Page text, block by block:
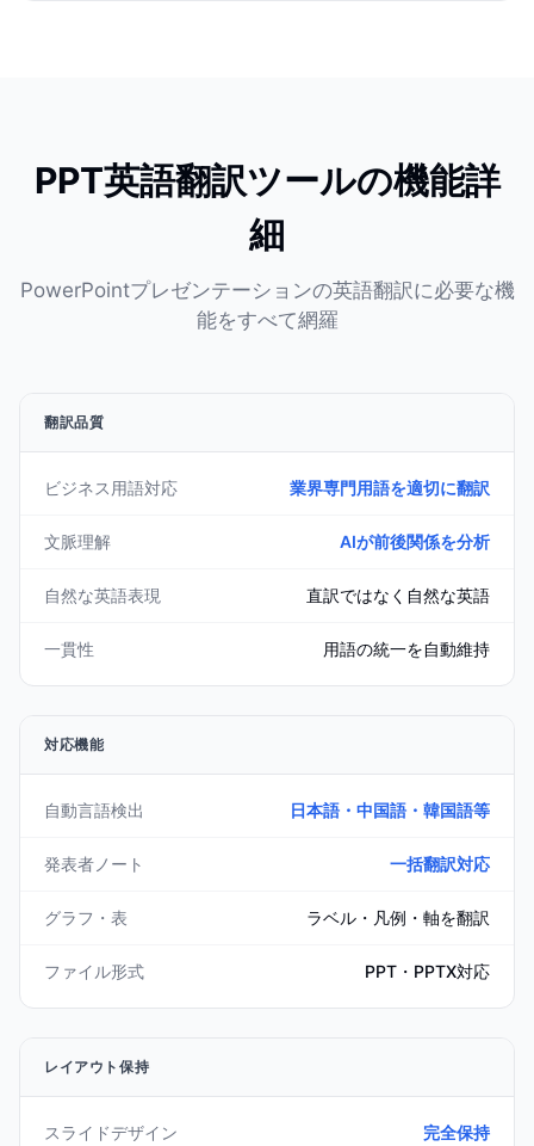
PPT英語翻訳ツールの機能詳
細
PowerPointプレゼンテーションの英語翻訳に必要な機
能をすべて網羅
翻訳品質
ビジネス用語対応 業界専門用語を適切に翻訳
文脈理解 AIが前後関係を分析
自然な英語表現 直訳ではなく自然な英語
一貫性 用語の統一を自動維持
対応機能
自動言語検出 日本語・中国語・韓国語等
発表者ノート 一括翻訳対応
グラフ・表 ラベル・凡例・軸を翻訳
ファイル形式 PPT・PPTX対応
レイアウト保持
スライドデザイン 完全保持